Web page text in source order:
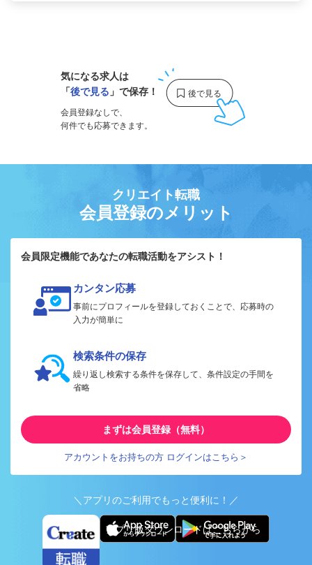
気になる求人は
「後で見る 」で保存！
会員登録なしで、
何件でも応募できます。
クリエイト転職
会員登録のメリット
会員限定機能であなたの転職活動をアシスト！
カンタン応募
事前にプロフィールを登録しておくことで、応募時の
入力が簡単に
検索条件の保存
繰り返し検索する条件を保存して、条件設定の手間を
省略
まずは会員登録（無料）
アカウントをお持ちの方 ログインはこちら＞
＼アプリのご利用でもっと便利に！／
アプリ版ダウンロードはこちらから